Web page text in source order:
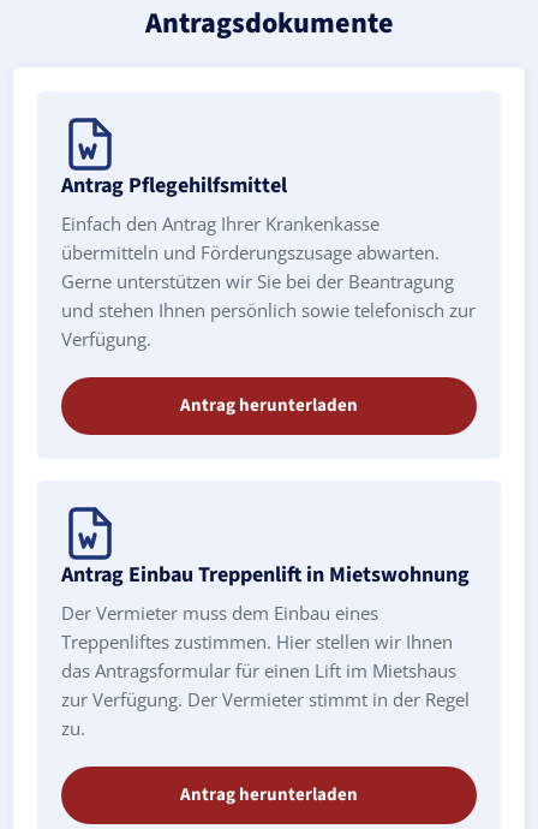
Antragsdokumente
Antrag Pflegehilfsmittel
Einfach den Antrag Ihrer Krankenkasse
übermitteln und Förderungszusage abwarten.
Gerne unterstützen wir Sie bei der Beantragung
und stehen Ihnen persönlich sowie telefonisch zur
Verfügung.
Antrag herunterladen
Antrag Einbau Treppenlift in Mietswohnung
Der Vermieter muss dem Einbau eines
Treppenliftes zustimmen. Hier stellen wir Ihnen
das Antragsformular für einen Lift im Mietshaus
zur Verfügung. Der Vermieter stimmt in der Regel
zu.
Antrag herunterladen